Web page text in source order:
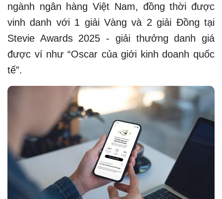
ngành ngân hàng Việt Nam, đồng thời được
vinh danh với 1 giải Vàng và 2 giải Đồng tại
Stevie Awards 2025 - giải thưởng danh giá
được ví như “Oscar của giới kinh doanh quốc
tế”.